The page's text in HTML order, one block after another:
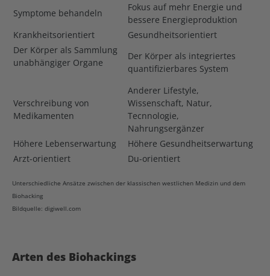
Symptome behandeln
Fokus auf mehr Energie und
bessere Energieproduktion
Krankheitsorientiert
Gesundheitsorientiert
Der Körper als Sammlung
unabhängiger Organe
Der Körper als integriertes
quantifizierbares System
Verschreibung von
Medikamenten
Anderer Lifestyle,
Wissenschaft, Natur,
Tecnnologie,
Nahrungsergänzer
Höhere Lebenserwartung
Höhere Gesundheitserwartung
Arzt-orientiert
Du-orientiert
Unterschiedliche Ansätze zwischen der klassischen westlichen Medizin und dem
Biohacking
Bildquelle: digiwell.com
Arten des Biohackings